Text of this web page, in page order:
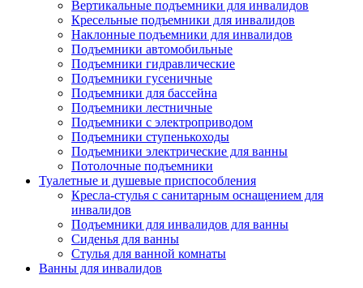
Вертикальные подъемники для инвалидов
Кресельные подъемники для инвалидов
Наклонные подъемники для инвалидов
Подъемники автомобильные
Подъемники гидравлические
Подъемники гусеничные
Подъемники для бассейна
Подъемники лестничные
Подъемники с электроприводом
Подъемники ступенькоходы
Подъемники электрические для ванны
Потолочные подъемники
Туалетные и душевые приспособления
Кресла-стулья с санитарным оснащением для
инвалидов
Подъемники для инвалидов для ванны
Сиденья для ванны
Стулья для ванной комнаты
Ванны для инвалидов